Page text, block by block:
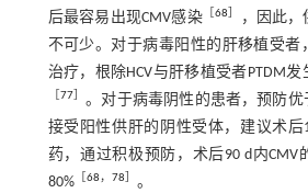
后最容易出现CMV感染［68
，因此
不可少。对于病毒阳性的肝移植受者
治疗，根除HCV与肝移植受者PTDM
77］ 。对于病毒阴性的患者，预防
接受阳性供肝的阴性受体，建议术后
药，通过积极预防，术后90 d内CMV
80%
68， 78 。